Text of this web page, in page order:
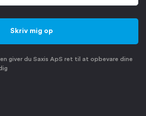
giver du Saxis ApS ret til at opbevare dine